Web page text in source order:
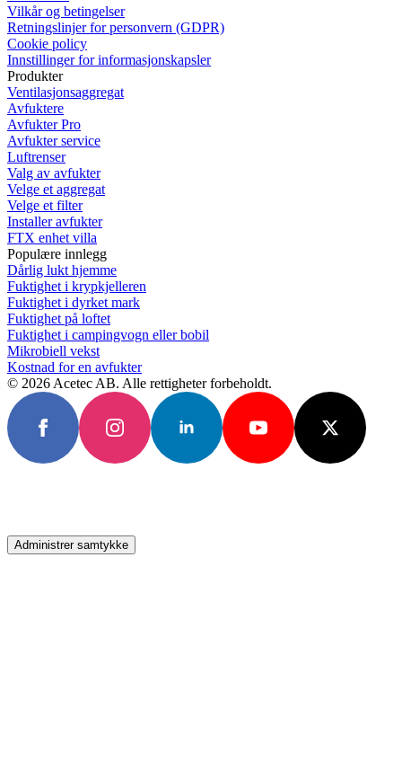
Vilkår og betingelser
Retningslinjer for personvern (GDPR)
Cookie policy
Innstillinger for informasjonskapsler
Produkter
Ventilasjonsaggregat
Avfuktere
Avfukter Pro
Avfukter service
Luftrenser
Valg av avfukter
Velge et aggregat
Velge et filter
Installer avfukter
FTX enhet villa
Populære innlegg
Dårlig lukt hjemme
Fuktighet i krypkjelleren
Fuktighet i dyrket mark
Fuktighet på loftet
Fuktighet i campingvogn eller bobil
Mikrobiell vekst
Kostnad for en avfukter
© 2026 Acetec AB. Alle rettigheter forbeholdt.
Administrer samtykke